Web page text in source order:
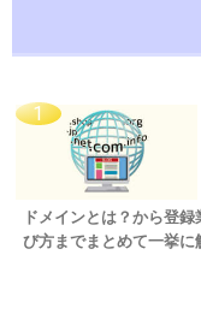
ドメインとは？から登録
び方までまとめて一挙に